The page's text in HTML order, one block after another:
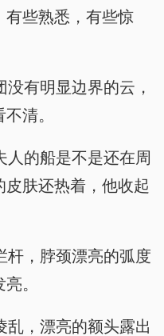
有些熟悉，有些惊
有明显边界的云，
清。
人的船是不是还在周
皮肤还热着，他收起
杆，脖颈漂亮的弧度
。
乱，漂亮的额头露出